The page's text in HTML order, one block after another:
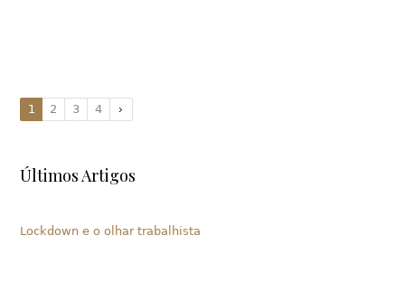
1 2 3 4
Últimos Artigos
Lockdown e o olhar trabalhista